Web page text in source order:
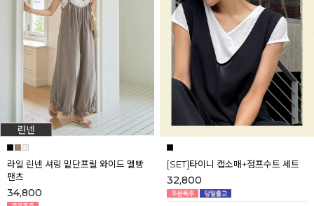
라일 린넨 셔링 밑단프릴 와이드 멜빵
팬츠
34,800
[SET]타이니 캡소매+점프수트 세트
32,800